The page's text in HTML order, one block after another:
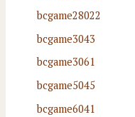
bcgame28022
bcgame3043
bcgame3061
bcgame5045
bcgame6041